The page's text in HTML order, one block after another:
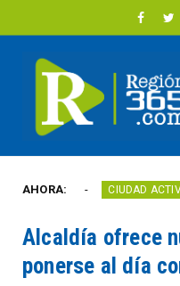
AHORA:CIUDAD ACTIVA
Alcaldía ofrece
ponerse al día